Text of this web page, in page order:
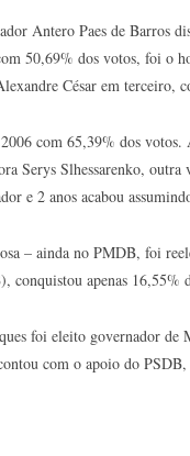
Antero Paes de Barros
50,69% dos votos, foi o
César em terceiro,
com 65,39% dos votos.
Serys Slhessarenko,
e 2 anos acabou
– ainda no PMDB, foi
conquistou apenas 16,55%
foi eleito governador
com o apoio do